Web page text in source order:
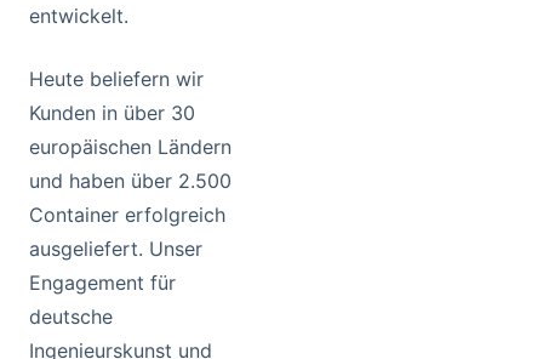
entwickelt.
Heute beliefern wir
Kunden in über 30
europäischen Ländern
und haben über 2.500
Container erfolgreich
ausgeliefert. Unser
Engagement für
deutsche
Ingenieurskunst und